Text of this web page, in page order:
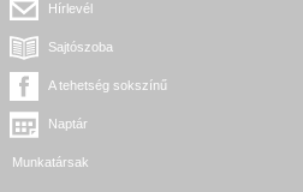
Hírlevél
Sajtószoba
A tehetség sokszínű
Naptár
Munkatársak